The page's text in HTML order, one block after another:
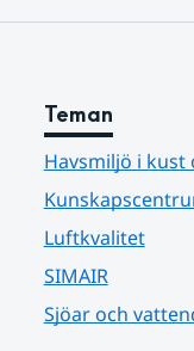
Teman
Havsmiljö i kust
Luftkvalitet
SIMAIR
Sjöar och